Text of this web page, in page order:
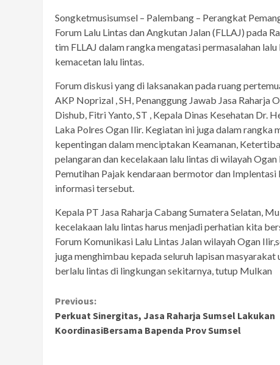
Songketmusisumsel – Palembang – Perangkat
Forum Lalu Lintas dan Angkutan Jalan (FLLAJ) pada
tim FLLAJ dalam rangka mengatasi permasalahan
kemacetan lalu lintas.
Forum diskusi yang di laksanakan pada ruang
AKP Noprizal , SH, Penanggung Jawab Jasa Raharja
Dishub, Fitri Yanto, ST , Kepala Dinas Kesehatan Dr.
Laka Polres Ogan Ilir. Kegiatan ini juga dalam
kepentingan dalam menciptakan Keamanan,
pelangaran dan kecelakaan lalu lintas di wilayah
Pemutihan Pajak kendaraan bermotor dan
informasi tersebut.
Kepala PT Jasa Raharja Cabang Sumatera Selatan,
kecelakaan lalu lintas harus menjadi perhatian kita
Forum Komunikasi Lalu Lintas Jalan wilayah Ogan
juga menghimbau kepada seluruh lapisan
berlalu lintas di lingkungan sekitarnya, tutup Mulkan
Continue
Reading
Previous:
Perkuat Sinergitas, Jasa Raharja Sumsel Lakukan
KoordinasiBersama Bapenda Prov Sumsel